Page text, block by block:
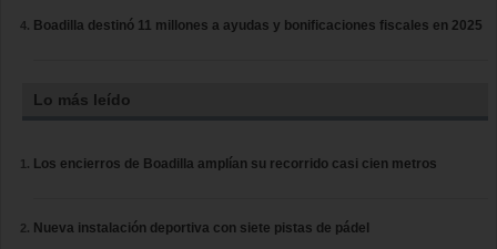
Boadilla destinó 11 millones a ayudas y bonificaciones fiscales en 2025
Lo más leído
Los encierros de Boadilla amplían su recorrido casi cien metros
Nueva instalación deportiva con siete pistas de pádel